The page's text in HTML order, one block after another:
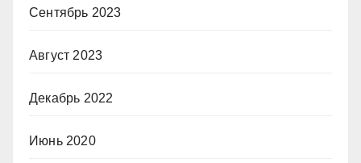
Сентябрь 2023
Август 2023
Декабрь 2022
Июнь 2020